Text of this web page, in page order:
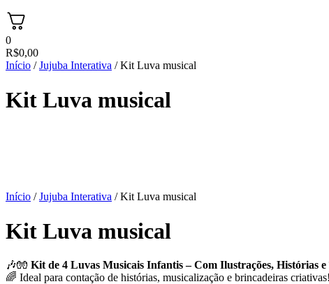
0
R$0,00
Início /Jujuba Interativa / Kit Luva musical
Kit Luva musical
Início /Jujuba Interativa / Kit Luva musical
Kit Luva musical
🎶🧤 Kit de 4 Luvas Musicais Infantis – Com Ilustrações, Histórias e
🌈 Ideal para contação de histórias, musicalização e brincadeiras criativas!